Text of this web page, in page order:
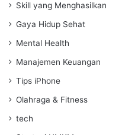
Skill yang Menghasilkan
Gaya Hidup Sehat
Mental Health
Manajemen Keuangan
Tips iPhone
Olahraga & Fitness
tech